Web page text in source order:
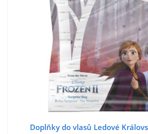
Doplňky do vlasů Ledové